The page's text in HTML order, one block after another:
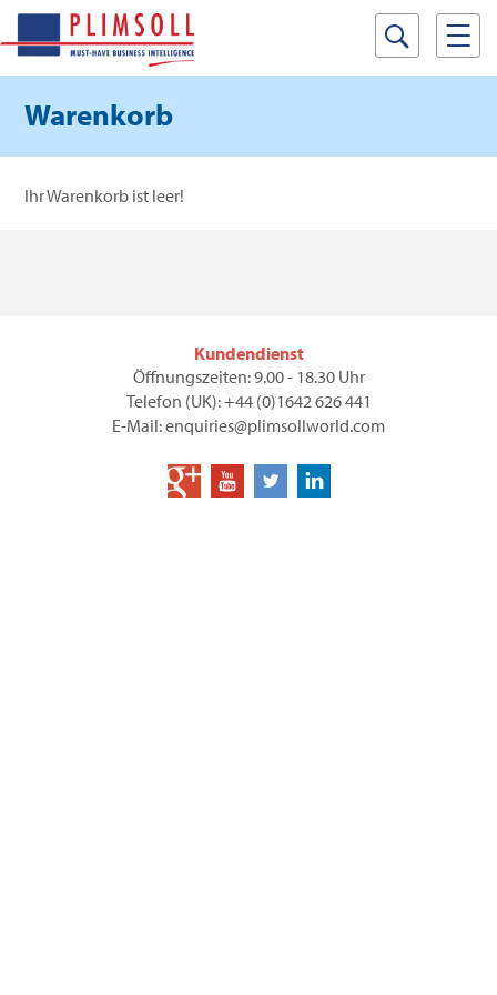
Warenkorb
Ihr Warenkorb ist leer!
Kundendienst
Öffnungszeiten: 9.00 - 18.30 Uhr
Telefon (UK): +44 (0)1642 626 441
E-Mail: enquiries@plimsollworld.com